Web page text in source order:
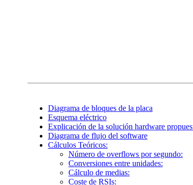
Diagrama de bloques de la placa
Esquema eléctrico
Explicación de la solución hardware
Diagrama de flujo del software
Cálculos Teóricos:
Número de overflows por segundo:
Conversiones entre unidades:
Cálculo de medias:
Coste de RSIs: